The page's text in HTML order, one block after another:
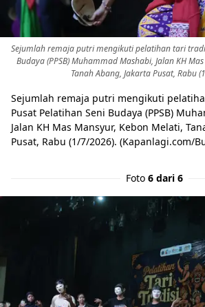
Sejumlah remaja putri mengikuti pelatihan tari
Budaya (PPSB) Muhammad Mashabi, Jalan KH
Tanah Abang, Jakarta Pusat, Rabu
Sejumlah remaja putri mengikuti
Pusat Pelatihan Seni Budaya (PPSB)
Jalan KH Mas Mansyur, Kebon Melati,
Pusat, Rabu (1/7/2026). (Kapanlagi.com/
Foto 6 dari 6